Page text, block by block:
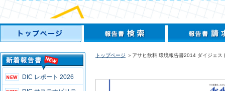
DIC レポート 2026
トップページ ＞アサヒ飲料 環境報告書2014 ダイジェス